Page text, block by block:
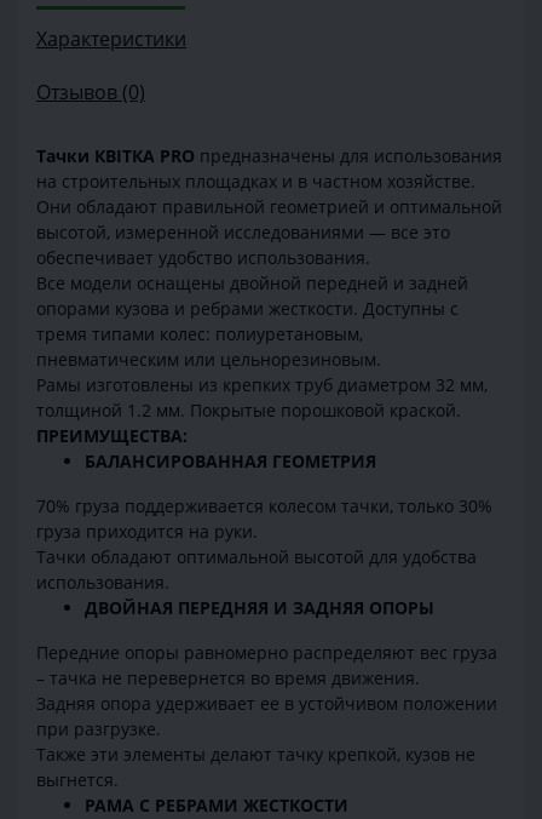
Характеристики
Отзывов (0)
Тачки КВІТКА PRO предназначены для использования
на строительных площадках и в частном хозяйстве.
Они обладают правильной геометрией и оптимальной
высотой, измеренной исследованиями — все это
обеспечивает удобство использования.
Все модели оснащены двойной передней и задней
опорами кузова и ребрами жесткости. Доступны с
тремя типами колес: полиуретановым,
пневматическим или цельнорезиновым.
Рамы изготовлены из крепких труб диаметром 32 мм,
толщиной 1.2 мм. Покрытые порошковой краской.
ПРЕИМУЩЕСТВА:
БАЛАНСИРОВАННАЯ ГЕОМЕТРИЯ
70% груза поддерживается колесом тачки, только 30%
груза приходится на руки.
Тачки обладают оптимальной высотой для удобства
использования.
ДВОЙНАЯ ПЕРЕДНЯЯ И ЗАДНЯЯ ОПОРЫ
Передние опоры равномерно распределяют вес груза
– тачка не перевернется во время движения.
Задняя опора удерживает ее в устойчивом положении
при разгрузке.
Также эти элементы делают тачку крепкой, кузов не
выгнется.
РАМА С РЕБРАМИ ЖЕСТКОСТИ